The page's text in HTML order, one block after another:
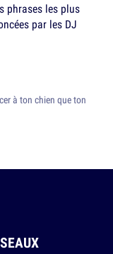
phrases les plus
par les DJ
à ton chien que ton